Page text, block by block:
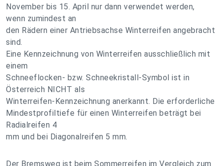
November bis 15. April nur dann verwendet werden,
wenn zumindest an
den Rädern einer Antriebsachse Winterreifen angebracht
sind.
Eine Kennzeichnung von Winterreifen ausschließlich mit
einem
Schneeflocken- bzw. Schneekristall-Symbol ist in
Österreich NICHT als
Winterreifen-Kennzeichnung anerkannt. Die erforderliche
Mindestprofiltiefe für einen Winterreifen beträgt bei
Radialreifen 4
mm und bei Diagonalreifen 5 mm.
Der Bremsweg ist beim Sommerreifen im Vergleich zum